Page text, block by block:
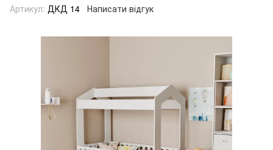
Артикул: ДКД 14 Написати відгук